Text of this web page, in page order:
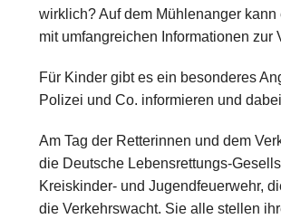
wirklich? Auf dem Mühlenanger
mit umfangreichen Informationen zur
Für Kinder gibt es ein besonderes
Polizei und Co. informieren und
Am Tag der Retterinnen und dem
die Deutsche Lebensrettungs-
Kreiskinder- und Jugendfeuerwehr,
die Verkehrswacht. Sie alle stellen